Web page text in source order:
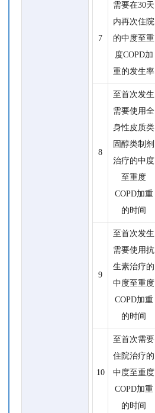
7
需要在30天
内再次住院
的中度至重
度COPD加
重的发生率
8
至首次发生
需要使用全
身性皮质类
固醇类制剂
治疗的中度
至重度
COPD加重
的时间
9
至首次发生
需要使用抗
生素治疗的
中度至重度
COPD加重
的时间
10
至首次需要
住院治疗的
中度至重度
COPD加重
的时间